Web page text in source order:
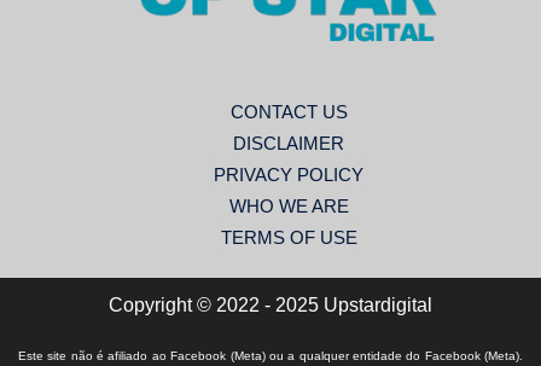
CONTACT US
DISCLAIMER
PRIVACY POLICY
WHO WE ARE
TERMS OF USE
Copyright © 2022 - 2025 Upstardigital
Este site não é afiliado ao Facebook (Meta) ou a qualquer entidade do Facebook (Meta).